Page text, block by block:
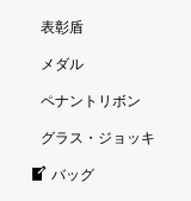
表彰盾
メダル
ペナントリボン
グラス・ジョッキ
バッグ